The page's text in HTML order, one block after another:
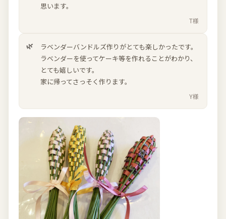
思います。
T様
ラベンダーバンドルズ作りがとても楽しかったです。
ラベンダーを使ってケーキ等を作れることがわかり、
とても嬉しいです。
家に帰ってさっそく作ります。
Y様